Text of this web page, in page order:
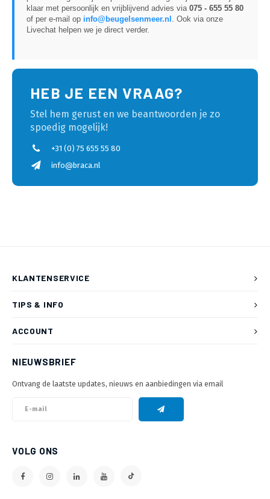
klaar met persoonlijk en vrijblijvend advies via 075 - 655 55 80
of per e-mail op info@beugelsenmeer.nl . Ook via onze
Livechat helpen we je direct verder.
HEB JE EEN VRAAG?
Stel hem gerust en we beantwoorden je zo
spoedig mogelijk!
+31 (0) 75 655 55 80
info@braca.nl
KLANTENSERVICE
TIPS & INFO
ACCOUNT
NIEUWSBRIEF
Ontvang de laatste updates, nieuws en aanbiedingen via email
VOLG ONS